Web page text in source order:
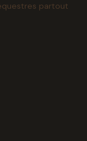
partout